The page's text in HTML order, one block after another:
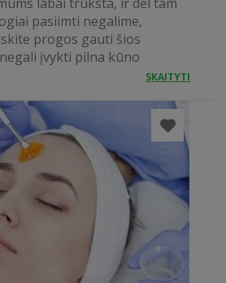
pasiimti negalime,
progos gauti šios
įvykti pilna kūno
SKAITYTI